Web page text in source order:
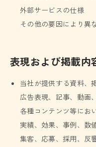
外部サービスの仕様
その他の要因により異
表現および掲載内
当社が提供する資料、
広告表現、記事、動画、
各種コンテンツ等におい
実績、効果、事例、数
集客、応募、採用、反